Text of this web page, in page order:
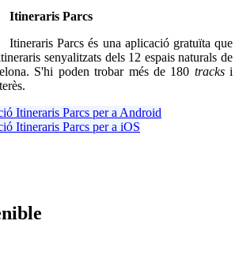
Itineraris Parcs
Itineraris Parcs és una aplicació gratuïta que
senyalitzats dels 12 espais naturals de
S'hi poden trobar més de 180 tracksi